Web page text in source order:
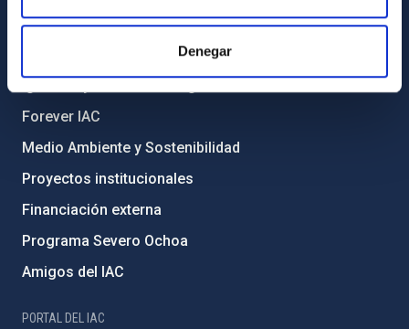
Denegar
Transparencia
Código ético y política antifraude
Forever IAC
Medio Ambiente y Sostenibilidad
Proyectos institucionales
Financiación externa
Programa Severo Ochoa
Amigos del IAC
PORTAL DEL IAC